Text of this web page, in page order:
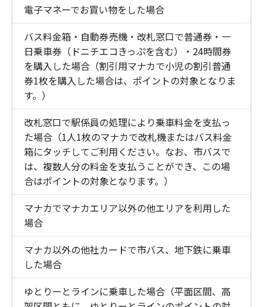
電子マネーでお買い物をした場合
バス料金箱・自動券売機・改札窓口で普通券・一
日乗車券（ドニチエコきっぷを含む）・24時間券
を購入した場合（割引用マナカで小児の割引普通
券1枚を購入した場合は、ポイントの対象となりま
す。）
改札窓口で駅係員の処理により乗車料金を支払っ
た場合（1人1枚のマナカで改札機またはバス料金
箱にタッチしてご利用ください。なお、市バスで
は、複数人分の料金を支払うことができ、この場
合はポイントの対象となります。）
マナカでマナカエリア以外の他エリアを利用した
場合
マナカ以外の他社カードで市バス、地下鉄に乗車
した場合
ゆとりーとラインに乗車した場合（平面区間、高